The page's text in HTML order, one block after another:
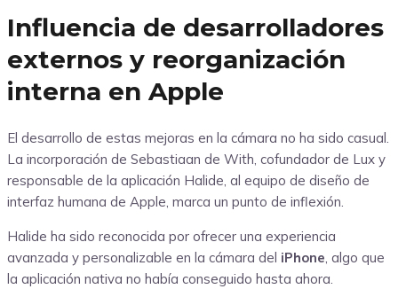
Influencia de desarrolladores
externos y reorganización
interna en Apple
El desarrollo de estas mejoras en la cámara no ha sido casual.
La incorporación de Sebastiaan de With, cofundador de Lux y
responsable de la aplicación Halide, al equipo de diseño de
interfaz humana de Apple, marca un punto de inflexión.
Halide ha sido reconocida por ofrecer una experiencia
avanzada y personalizable en la cámara del iPhone, algo que
la aplicación nativa no había conseguido hasta ahora.